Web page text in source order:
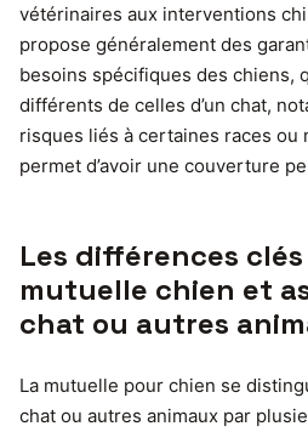
vétérinaires aux interventions
propose généralement des
besoins spécifiques des chiens,
différents de celles d’un chat,
risques liés à certaines races ou
permet d’avoir une couverture
Les différences
mutuelle chien et
chat ou autres
La mutuelle pour chien se
chat ou autres animaux par